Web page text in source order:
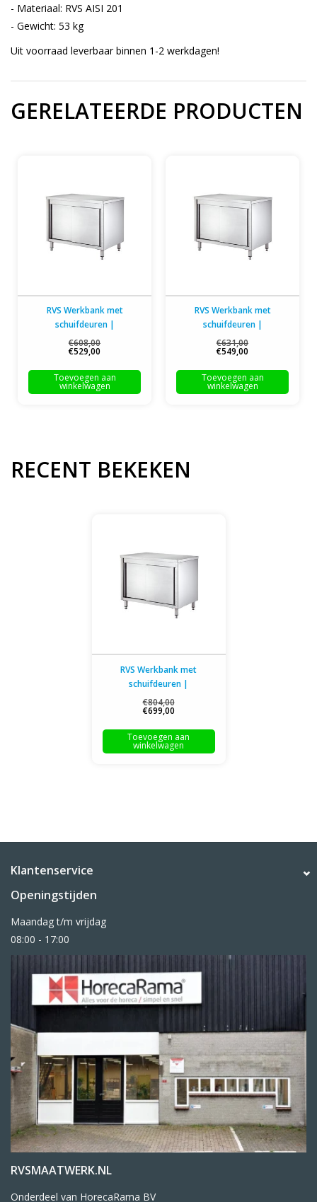
- Materiaal: RVS AISI 201
- Gewicht: 53 kg
Uit voorraad leverbaar binnen 1-2 werkdagen!
GERELATEERDE PRODUCTEN
RVS Werkbank met
schuifdeuren |
100x70x(H)85cm
€608,00
€529,00
Toevoegen aan
winkelwagen
RVS Werkbank met
schuifdeuren |
120x70x(H)85cm
€631,00
€549,00
Toevoegen aan
winkelwagen
RECENT BEKEKEN
RVS Werkbank met
schuifdeuren |
160x70x(H)85cm
€804,00
€699,00
Toevoegen aan
winkelwagen
Klantenservice
Openingstijden
Maandag t/m vrijdag
08:00 - 17:00
RVSMAATWERK.NL
Onderdeel van HorecaRama BV